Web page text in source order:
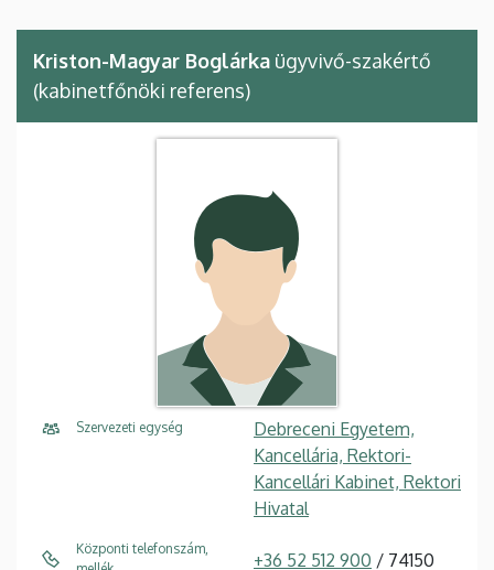
Kriston-Magyar Boglárka ügyvivő-szakértő
(kabinetfőnöki referens)
Szervezeti egység
Debreceni Egyetem,
Kancellária, Rektori-
Kancellári Kabinet, Rektori
Hivatal
Központi telefonszám,
+36 52 512 900 / 74150